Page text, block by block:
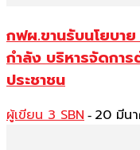
กฟผ.ขานรับนโยบาย
กำลัง บริหารจัดกา
ประชาชน
ผู้เขียน 3 SBN - 20 มีน